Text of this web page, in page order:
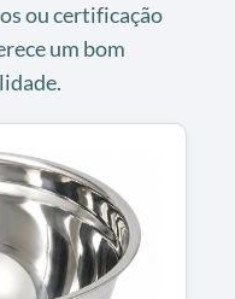
ou certificação
um bom